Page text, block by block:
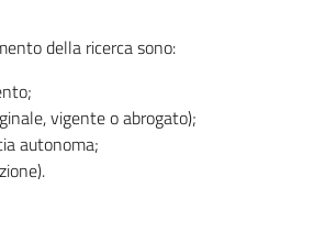
della ricerca sono:
vigente o abrogato);
autonoma;